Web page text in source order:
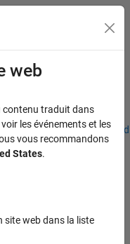
de nos bureaux
du menu
web
contenu traduit dans
les événements et les
vous recommandons
States.
site web dans la liste